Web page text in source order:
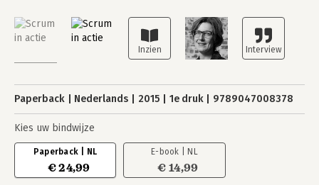
Paperback Nederlands 2015 1e druk 9789047008378
Kies uw bindwijze
Paperback | NL
€ 24,99
E-book | NL
€ 14,99